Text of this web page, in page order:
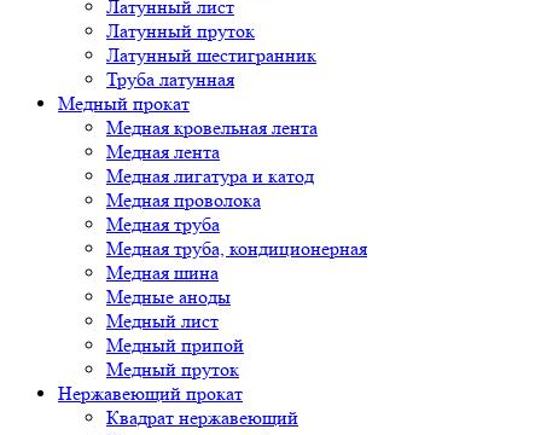
Латунный лист
Латунный пруток
Латунный шестигранник
Труба латунная
Медный прокат
Медная кровельная лента
Медная лента
Медная лигатура и катод
Медная проволока
Медная труба
Медная труба, кондиционерная
Медная шина
Медные аноды
Медный лист
Медный припой
Медный пруток
Нержавеющий прокат
Квадрат нержавеющий